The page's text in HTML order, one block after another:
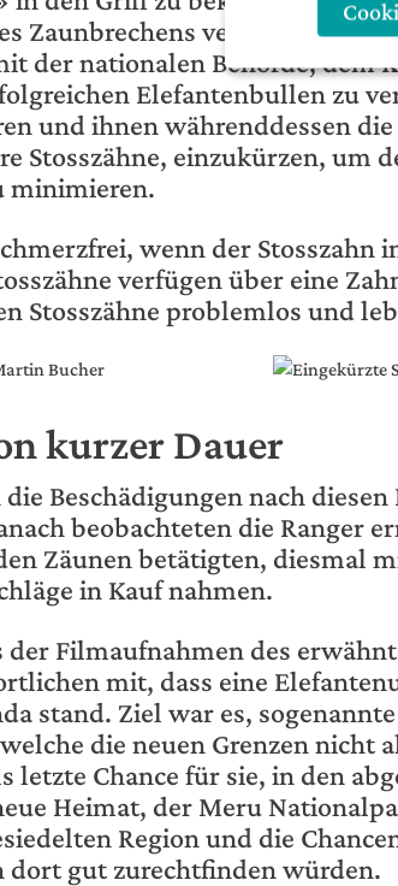
Zaunbrechens vertraut
der nationalen Behörde, dem
Elefantenbullen zu
und ihnen währenddessen
Stosszähne, einzukürzen, um
minimieren.
wenn der Stosszahn
verfügen über eine
Stosszähne problemlos und
kurzer Dauer
Beschädigungen nach
beobachteten die Ranger
Zäunen betätigten, diesmal
in Kauf nahmen.
der Filmaufnahmen des
mit, dass eine
stand. Ziel war es,
die neuen Grenzen nicht
letzte Chance für sie, in den
Heimat, der Meru
Region und die
dort gut zurechtfinden würden.